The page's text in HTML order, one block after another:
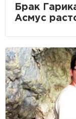
Брак
Асмус